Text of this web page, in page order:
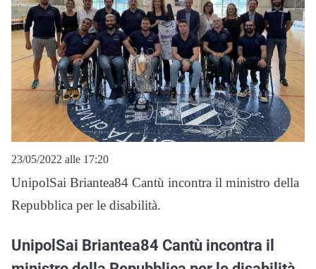
23/05/2022 alle 17:20
UnipolSai Briantea84 Cantù incontra il ministro della
Repubblica per le disabilità.
UnipolSai Briantea84 Cantù incontra il